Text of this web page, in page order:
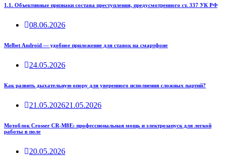
1.1. Объективные признаки состава преступления, предусмотренного ст. 337 УК РФ
08.06.2026
Melbet Android — удобное приложение для ставок на смартфоне
24.05.2026
Как развить дыхательную опору для уверенного исполнения сложных партий?
21.05.202621.05.2026
Мотоблок Crosser CR-M8E: профессиональная мощь и электрозапуск для легкой
работы в поле
20.05.2026